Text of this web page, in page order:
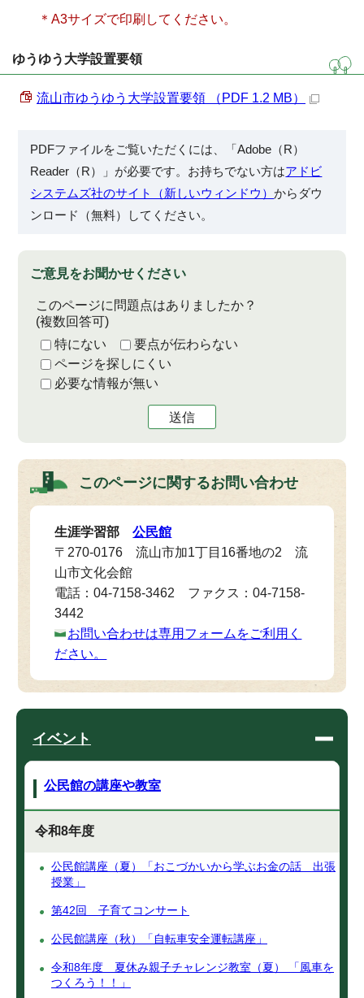
＊A3サイズで印刷してください。
ゆうゆう大学設置要領
流山市ゆうゆう大学設置要領 （PDF 1.2 MB）
PDFファイルをご覧いただくには、「Adobe（R）
Reader（R）」が必要です。お持ちでない方はアドビ
システムズ社のサイト（新しいウィンドウ）からダウ
ンロード（無料）してください。
ご意見をお聞かせください
このページに問題点はありましたか？
(複数回答可)
特にない
要点が伝わらない
ページを探しにくい
必要な情報が無い
送信
このページに関するお問い合わせ
生涯学習部公民館
〒270-0176 流山市加1丁目16番地の2 流
山市文化会館
電話：04-7158-3462 ファクス：04-7158-
3442
お問い合わせは専用フォームをご利用く
ださい。
イベント
公民館の講座や教室
令和8年度
公民館講座（夏）「おこづかいから学ぶお金の話 出張
授業」
第42回 子育てコンサート
公民館講座（秋）「自転車安全運転講座」
令和8年度 夏休み親子チャレンジ教室（夏） 「風車を
つくろう！！」